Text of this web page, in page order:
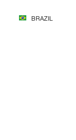
BRAZIL